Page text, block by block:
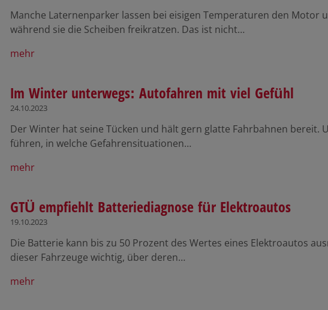
Manche Laternenparker lassen bei eisigen Temperaturen den Motor
während sie die Scheiben freikratzen. Das ist nicht…
mehr
Im Winter unterwegs: Autofahren mit viel Gefühl
24.10.2023
Der Winter hat seine Tücken und hält gern glatte Fahrbahnen bereit.
führen, in welche Gefahrensituationen…
mehr
GTÜ empfiehlt Batteriediagnose für Elektroautos
19.10.2023
Die Batterie kann bis zu 50 Prozent des Wertes eines Elektroautos
dieser Fahrzeuge wichtig, über deren…
mehr